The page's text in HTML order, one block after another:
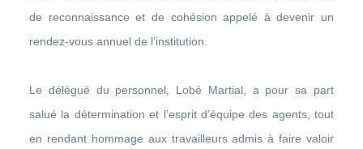
de reconnaissance et de cohésion appelé à devenir un
rendez-vous annuel de l’institution.
Le délégué du personnel, Lobé Martial, a pour sa part
salué la détermination et l’esprit d’équipe des agents, tout
en rendant hommage aux travailleurs admis à faire valoir